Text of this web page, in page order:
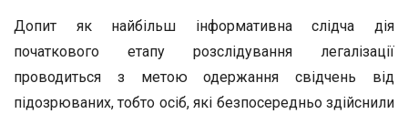
Допит як найбільш інформативна слідча дія
початкового етапу розслідування легалізації
проводиться з метою одержання свідчень від
підозрюваних, тобто осіб, які безпосередньо здійснили